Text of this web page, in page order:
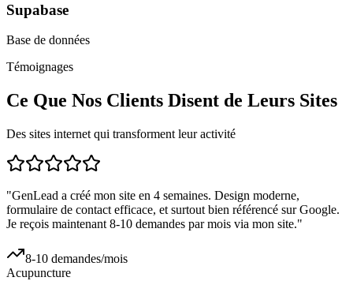
Supabase
Base de données
Témoignages
Ce Que Nos Clients Disent de Leurs Sites
Des sites internet qui transforment leur activité
"GenLead a créé mon site en 4 semaines. Design moderne,
formulaire de contact efficace, et surtout bien référencé sur Google.
Je reçois maintenant 8-10 demandes par mois via mon site."
8-10 demandes/mois
Acupuncture